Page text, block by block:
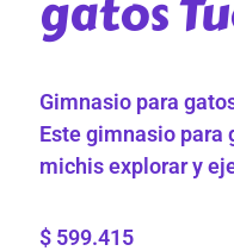
gatos
Gimnasio para
Este gimnasio para
michis explorar y
$ 599.415